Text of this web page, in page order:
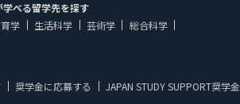
べる留学先を探す
学
生活科学 芸術学 総合科学
奨学金に応募する JAPAN STUDY SUPPORT奨学金